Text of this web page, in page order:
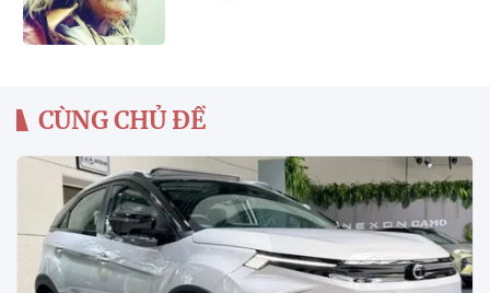
CÙNG CHỦ ĐỀ